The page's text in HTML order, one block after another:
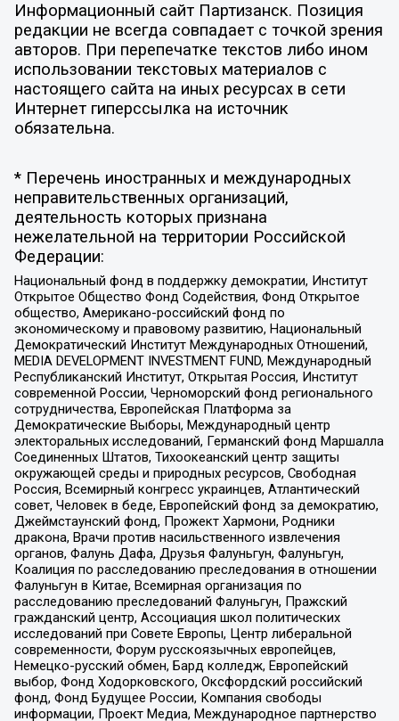
Информационный сайт Партизанск. Позиция
редакции не всегда совпадает с точкой зрения
авторов. При перепечатке текстов либо ином
использовании текстовых материалов с
настоящего сайта на иных ресурсах в сети
Интернет гиперссылка на источник
обязательна.
* Перечень иностранных и международных
неправительственных организаций,
деятельность которых признана
нежелательной на территории Российской
Федерации:
Национальный фонд в поддержку демократии, Институт
Открытое Общество Фонд Содействия, Фонд Открытое
общество, Американо-российский фонд по
экономическому и правовому развитию, Национальный
Демократический Институт Международных Отношений,
MEDIA DEVELOPMENT INVESTMENT FUND, Международный
Республиканский Институт, Открытая Россия, Институт
современной России, Черноморский фонд регионального
сотрудничества, Европейская Платформа за
Демократические Выборы, Международный центр
электоральных исследований, Германский фонд Маршалла
Соединенных Штатов, Тихоокеанский центр защиты
окружающей среды и природных ресурсов, Свободная
Россия, Всемирный конгресс украинцев, Атлантический
совет, Человек в беде, Европейский фонд за демократию,
Джеймстаунский фонд, Прожект Хармони, Родники
дракона, Врачи против насильственного извлечения
органов, Фалунь Дафа, Друзья Фалуньгун, Фалуньгун,
Коалиция по расследованию преследования в отношении
Фалуньгун в Китае, Всемирная организация по
расследованию преследований Фалуньгун, Пражский
гражданский центр, Ассоциация школ политических
исследований при Совете Европы, Центр либеральной
современности, Форум русскоязычных европейцев,
Немецко-русский обмен, Бард колледж, Европейский
выбор, Фонд Ходорковского, Оксфордский российский
фонд, Фонд Будущее России, Компания свободы
информации, Проект Медиа, Международное партнерство